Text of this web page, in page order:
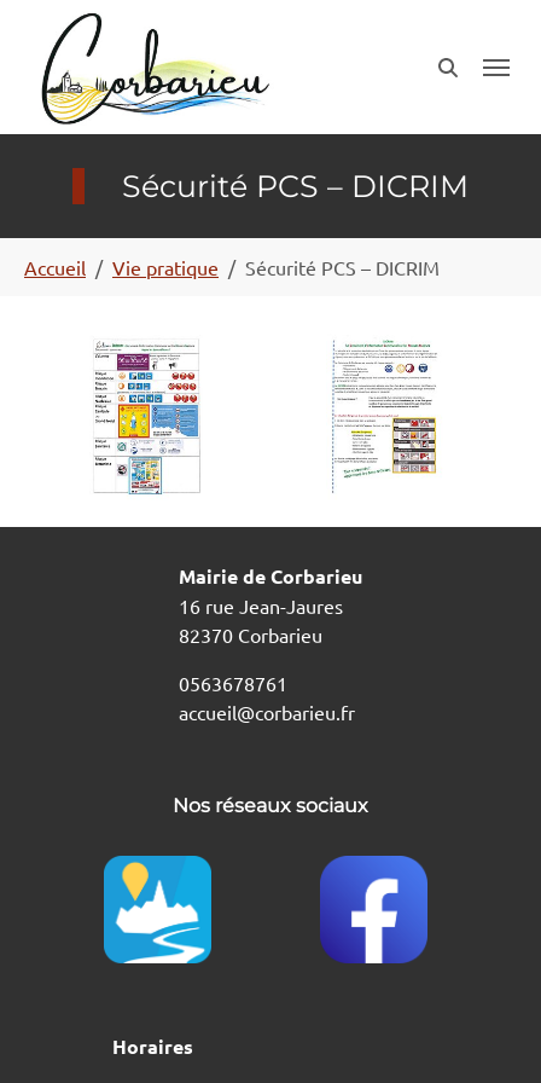
Aller au contenu principal
Sécurité PCS – DICRIM
Accueil Vie pratique Sécurité PCS – DICRIM
Show larger version Show larger version
Mairie de Corbarieu
16 rue Jean-Jaures
82370 Corbarieu
0563678761
accueil@corbarieu.fr
Nos réseaux sociaux
Horaires
Panneau de gestion des cookies